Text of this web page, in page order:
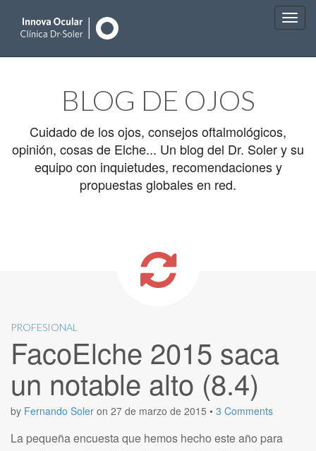
BLOG DE OJOS
Cuidado de los ojos, consejos oftalmológicos,
opinión, cosas de Elche... Un blog del Dr. Soler y su
equipo con inquietudes, recomendaciones y
propuestas globales en red.
PROFESIONAL
FacoElche 2015 saca
un notable alto (8.4)
by Fernando Soler on 27 de marzo de 2015 • 3 Comments
La pequeña encuesta que hemos hecho este año para